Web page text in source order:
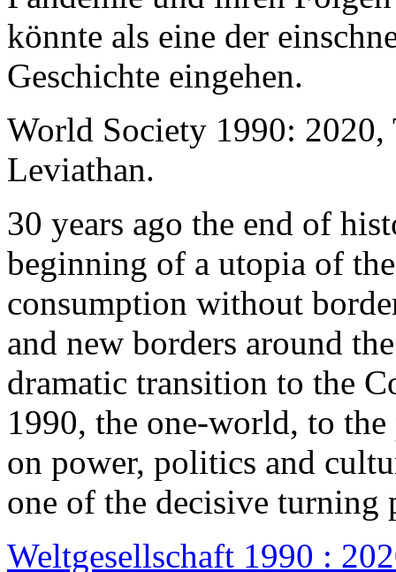
könnte als eine der
Geschichte eingehen.
World Society 1990: 2020,
Leviathan.
30 years ago the end of
beginning of a utopia of
consumption without
and new borders around
dramatic transition to the
1990, the one-world, to the
on power, politics and
one of the decisive turning
Weltgesellschaft 1990 :